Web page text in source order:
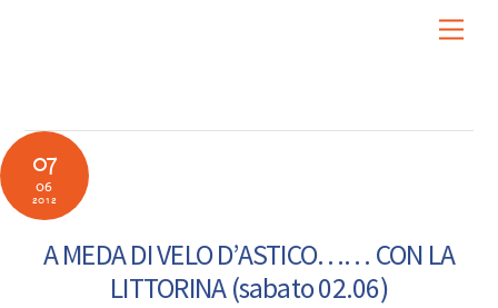
07
06
2012
A MEDA DI VELO D’ASTICO…… CON LA
LITTORINA (sabato 02.06)